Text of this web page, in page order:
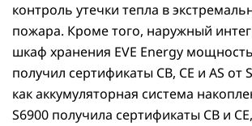
контроль утечки тепла в
пожара. Кроме того, наружный
шкаф хранения EVE Energy
получил сертификаты CB, CE и AS от
как аккумуляторная система
S6900 получила сертификаты CB и